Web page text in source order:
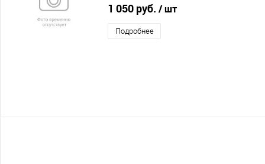
1 050 руб. / шт
Подробнее